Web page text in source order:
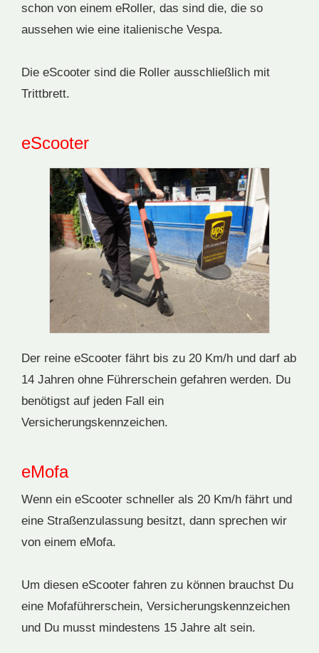
schon von einem eRoller, das sind die, die so
aussehen wie eine italienische Vespa.
Die eScooter sind die Roller ausschließlich mit
Trittbrett.
eScooter
Der reine eScooter fährt bis zu 20 Km/h und darf ab
14 Jahren ohne Führerschein gefahren werden. Du
benötigst auf jeden Fall ein
Versicherungskennzeichen.
eMofa
Wenn ein eScooter schneller als 20 Km/h fährt und
eine Straßenzulassung besitzt, dann sprechen wir
von einem eMofa.
Um diesen eScooter fahren zu können brauchst Du
eine Mofaführerschein, Versicherungskennzeichen
und Du musst mindestens 15 Jahre alt sein.